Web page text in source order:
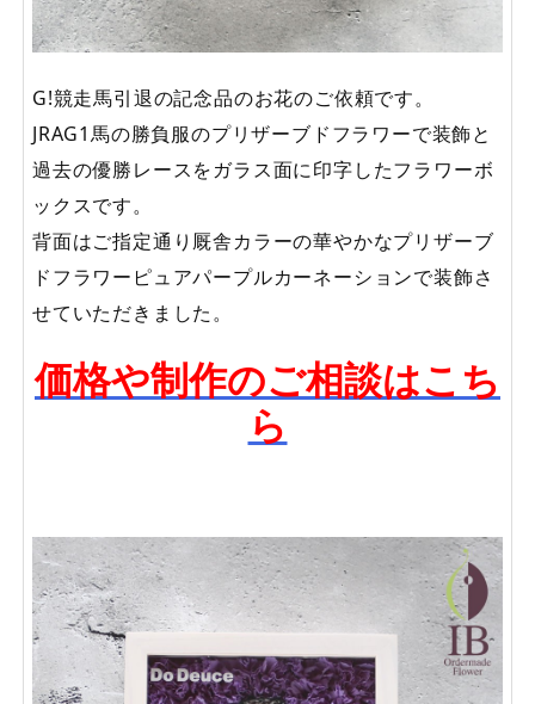
G!競走馬引退の記念品のお花のご依頼です。
JRAG1馬の勝負服のプリザーブドフラワーで装飾と
過去の優勝レースをガラス面に印字したフラワーボ
ックスです。
背面はご指定通り厩舎カラーの華やかなプリザーブ
ドフラワーピュアパープルカーネーションで装飾さ
せていただきました。
価格や制作のご相談はこち
ら